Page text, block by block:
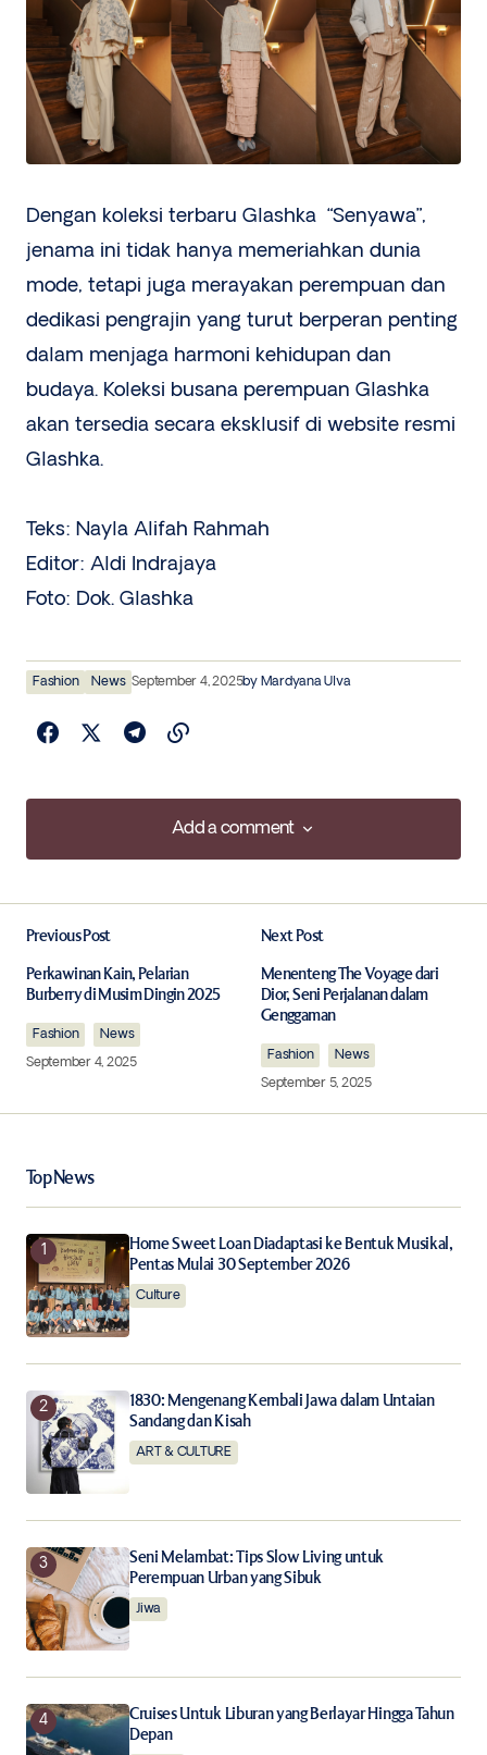
Dengan koleksi terbaru Glashka “Senyawa”,
jenama ini tidak hanya memeriahkan dunia
mode, tetapi juga merayakan perempuan dan
dedikasi pengrajin yang turut berperan penting
dalam menjaga harmoni kehidupan dan
budaya. Koleksi busana perempuan Glashka
akan tersedia secara eksklusif di website resmi
Glashka.
Teks: Nayla Alifah Rahmah
Editor: Aldi Indrajaya
Foto: Dok. Glashka
Fashion News September 4, 2025by Mardyana Ulva
Add a comment
Add a comment
Required fields are marked*
Comment
Your Name
Your E-mail*
Save my name, email, and website in this browser for
the next time I comment.
Notify me of new posts by email.
Submit Comment
Previous Post
Perkawinan Kain, Pelarian
Burberry di Musim Dingin 2025
Fashion
News
September 4, 2025
Next Post
Menenteng The Voyage dari
Dior, Seni Perjalanan dalam
Genggaman
Fashion
News
September 5, 2025
Top News
Home Sweet Loan Diadaptasi ke Bentuk Musikal,
Pentas Mulai 30 September 2026
Culture
1830: Mengenang Kembali Jawa dalam Untaian
Sandang dan Kisah
ART & CULTURE
Seni Melambat: Tips Slow Living untuk
Perempuan Urban yang Sibuk
Jiwa
Cruises Untuk Liburan yang Berlayar Hingga Tahun
Depan